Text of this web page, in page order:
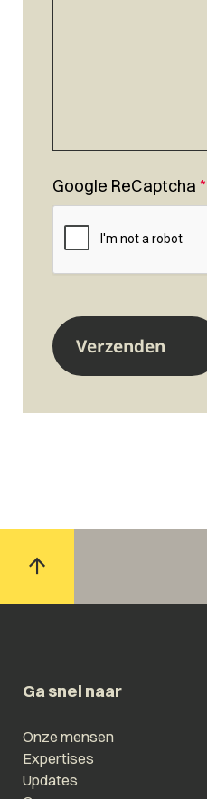
Google ReCaptcha *
Ga snel naar
Onze mensen
Expertises
Updates